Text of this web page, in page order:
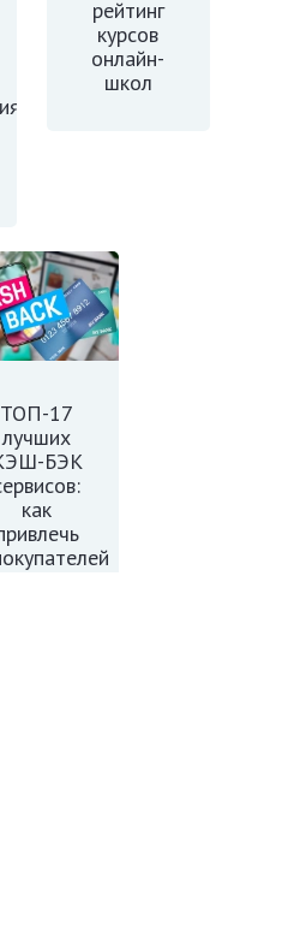
рейтинг
курсов
онлайн-
школ
ТОП-17
лучших
БЭК
как